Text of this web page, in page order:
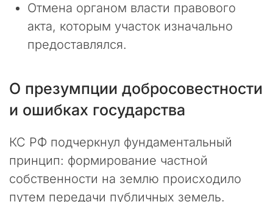
Отмена органом власти правового
акта, которым участок изначально
предоставлялся.
О презумпции добросовестности
и ошибках государства
КС РФ подчеркнул фундаментальный
принцип: формирование частной
собственности на землю происходило
путем передачи публичных земель.
р
е
у
р
н
ы
и
п
а
н